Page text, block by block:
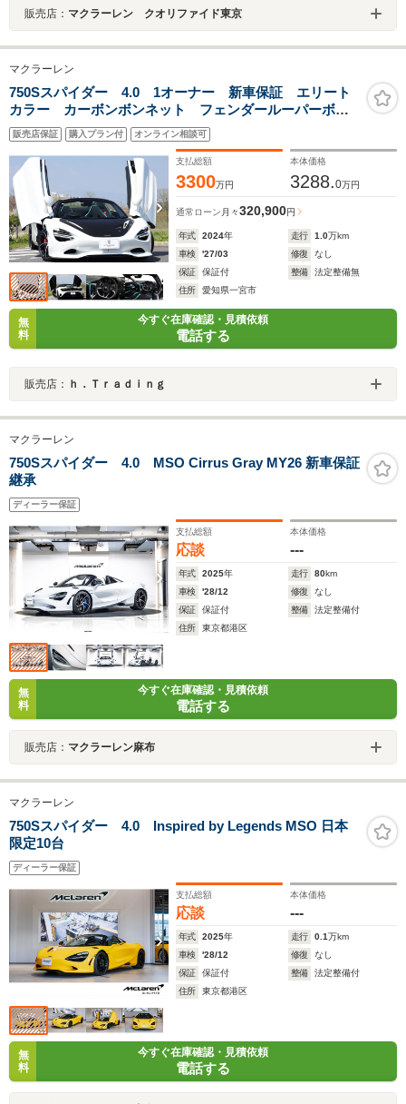
販売店： マクラーレン クオリファイド東京
マクラーレン
750Sスパイダー 4.0 1オーナー 新車保証 エリート
カラー カーボンボンネット フェンダールーパーボデ
ィカラー B&Wオーディオ パフォーマンスインテリ
ア エレクトロクロミックルーフ フロントリフト ヴ
ォルテックス鍛造AW
販売店保証 購入プラン付 オンライン相談可
支払総額
3300万円
本体価格
3288.0万円
通常ローン 月々320,900円
年式 2024年 走行 1.0万km
車検
'27/03 修復
なし
保証
保証付 整備
法定整備無
住所
愛知県一宮市
無
料
今すぐ在庫確認・見積依頼
電話する
販売店： ｈ．Ｔｒａｄｉｎｇ
マクラーレン
750Sスパイダー 4.0 MSO Cirrus Gray MY26 新車保証
継承
ディーラー保証
支払総額
応談
本体価格
---
年式 2025年 走行 80km
車検
'28/12 修復
なし
保証
保証付 整備
法定整備付
住所
東京都港区
無
料
今すぐ在庫確認・見積依頼
電話する
販売店： マクラーレン麻布
マクラーレン
750Sスパイダー 4.0 Inspired by Legends MSO 日本
限定10台
ディーラー保証
支払総額
応談
本体価格
---
年式 2025年 走行 0.1万km
車検
'28/12 修復
なし
保証
保証付 整備
法定整備付
住所
東京都港区
無
料
今すぐ在庫確認・見積依頼
電話する